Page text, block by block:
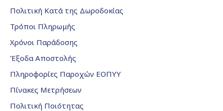
Πολιτική Κατά της Δωροδοκίας
Τρόποι Πληρωμής
Χρόνοι Παράδοσης
Έξοδα Αποστολής
Πληροφορίες Παροχών ΕΟΠΥΥ
Πίνακες Μετρήσεων
Πολιτική Ποιότητας